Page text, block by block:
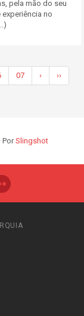
pela mão do seu
no
07 › ››
PorSlingshot